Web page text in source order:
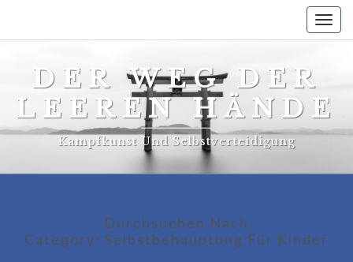
DER WEG DER
LEEREN HÄNDE
Kampfkunst Und Selbstverteidigung
Durchsuchen Nach
Category: Selbstbehauptung Für Kinder